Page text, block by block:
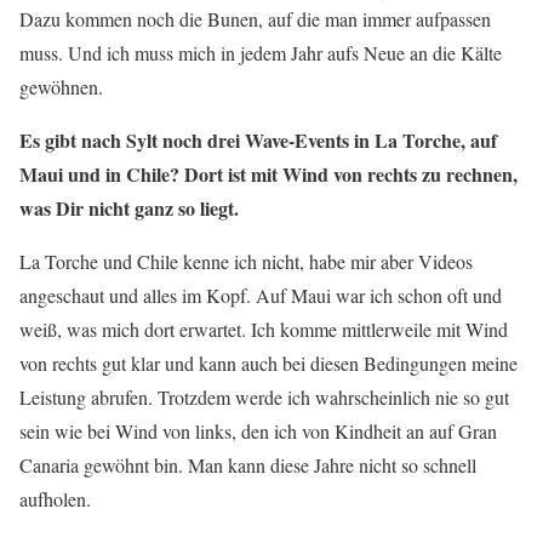
Dazu kommen noch die Bunen, auf die man immer aufpassen
muss. Und ich muss mich in jedem Jahr aufs Neue an die Kälte
gewöhnen.
Es gibt nach Sylt noch drei Wave-Events in La Torche, auf
Maui und in Chile? Dort ist mit Wind von rechts zu rechnen,
was Dir nicht ganz so liegt.
La Torche und Chile kenne ich nicht, habe mir aber Videos
angeschaut und alles im Kopf. Auf Maui war ich schon oft und
weiß, was mich dort erwartet. Ich komme mittlerweile mit Wind
von rechts gut klar und kann auch bei diesen Bedingungen meine
Leistung abrufen. Trotzdem werde ich wahrscheinlich nie so gut
sein wie bei Wind von links, den ich von Kindheit an auf Gran
Canaria gewöhnt bin. Man kann diese Jahre nicht so schnell
aufholen.